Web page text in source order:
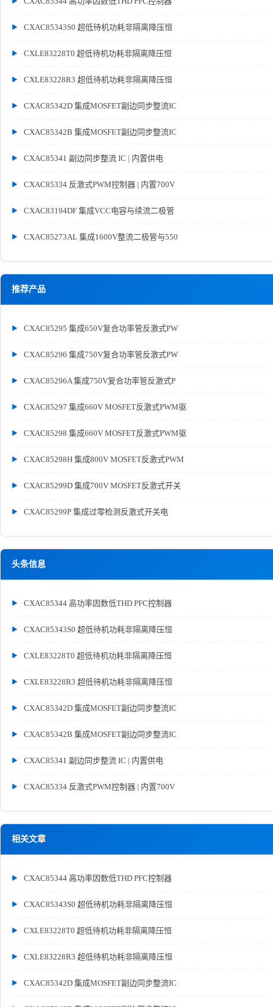
CXAC85343S0 超低待机功耗非隔离降压恒
CXLE83228T0 超低待机功耗非隔离降压恒
CXLE83228R3 超低待机功耗非隔离降压恒
CXAC85342D 集成MOSFET副边同步整流IC
CXAC85342B 集成MOSFET副边同步整流IC
CXAC85341 副边同步整流 IC | 内置供电
CXAC85334 反激式PWM控制器 | 内置700V
CXAC83194DF 集成VCC电容与续流二极管
CXAC85273AL 集成1600V整流二极管与550
推荐产品
CXAC85295 集成650V复合功率管反激式PW
CXAC85296 集成750V复合功率管反激式PW
CXAC85296A 集成750V复合功率管反激式P
CXAC85297 集成660V MOSFET反激式PWM驱
CXAC85298 集成660V MOSFET反激式PWM驱
CXAC85298H 集成800V MOSFET反激式PWM
CXAC85299D 集成700V MOSFET反激式开关
CXAC85299P 集成过零检测反激式开关电
头条信息
CXAC85344 高功率因数低THD PFC控制器
CXAC85343S0 超低待机功耗非隔离降压恒
CXLE83228T0 超低待机功耗非隔离降压恒
CXLE83228R3 超低待机功耗非隔离降压恒
CXAC85342D 集成MOSFET副边同步整流IC
CXAC85342B 集成MOSFET副边同步整流IC
CXAC85341 副边同步整流 IC | 内置供电
CXAC85334 反激式PWM控制器 | 内置700V
相关文章
CXAC85344 高功率因数低THD PFC控制器
CXAC85343S0 超低待机功耗非隔离降压恒
CXLE83228T0 超低待机功耗非隔离降压恒
CXLE83228R3 超低待机功耗非隔离降压恒
CXAC85342D 集成MOSFET副边同步整流IC